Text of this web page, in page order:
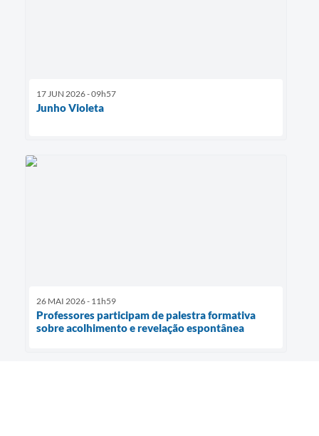
17 JUN 2026 - 09h57
Junho Violeta
26 MAI 2026 - 11h59
Professores participam de palestra formativa
sobre acolhimento e revelação espontânea